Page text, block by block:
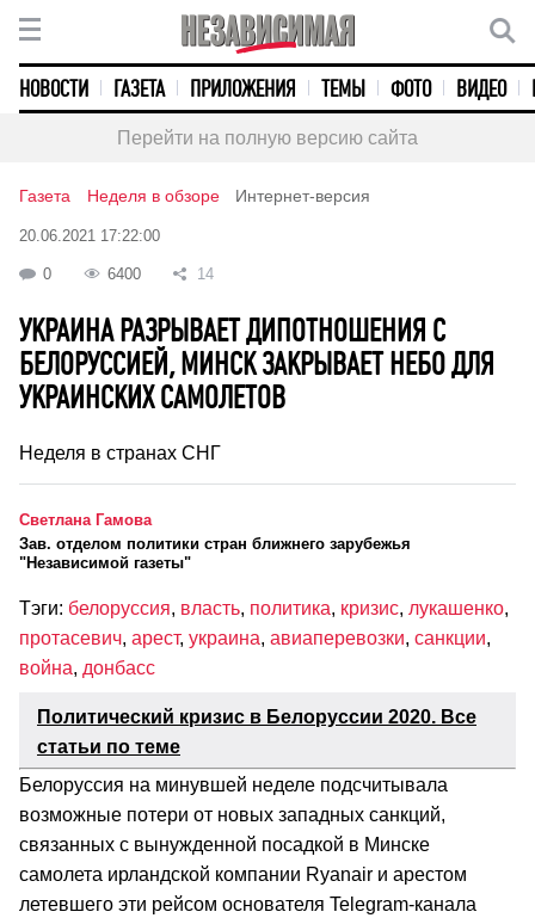
НОВОСТИ ГАЗЕТА ПРИЛОЖЕНИЯ ТЕМЫ ФОТО ВИДЕО
Перейти на полную версию сайта
Газета Неделя в обзоре Интернет-версия
20.06.2021 17:22:00
0 6400 14
УКРАИНА РАЗРЫВАЕТ ДИПОТНОШЕНИЯ С
БЕЛОРУССИЕЙ, МИНСК ЗАКРЫВАЕТ НЕБО ДЛЯ
УКРАИНСКИХ САМОЛЕТОВ
Неделя в странах СНГ
Светлана Гамова
Зав. отделом политики стран ближнего зарубежья
"Независимой газеты"
Тэги: белоруссия, власть, политика, кризис, лукашенко,
протасевич, арест, украина, авиаперевозки, санкции,
война, донбасс
Политический кризис в Белоруссии 2020. Все
статьи по теме
Белоруссия на минувшей неделе подсчитывала
возможные потери от новых западных санкций,
связанных с вынужденной посадкой в Минске
самолета ирландской компании Ryanair и арестом
летевшего эти рейсом основателя Telegram-канала